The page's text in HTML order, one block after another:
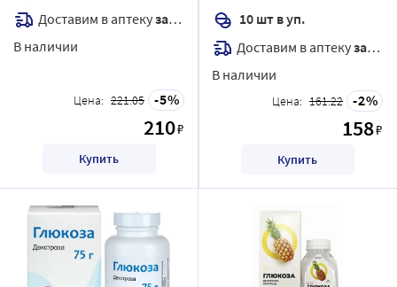
Доставим в аптекузавтра
В наличии
Цена: 221.05 5
210₽
Купить
10 шт в уп.
Доставим в аптекузавтра
В наличии
Цена: 161.22 2
158₽
Купить